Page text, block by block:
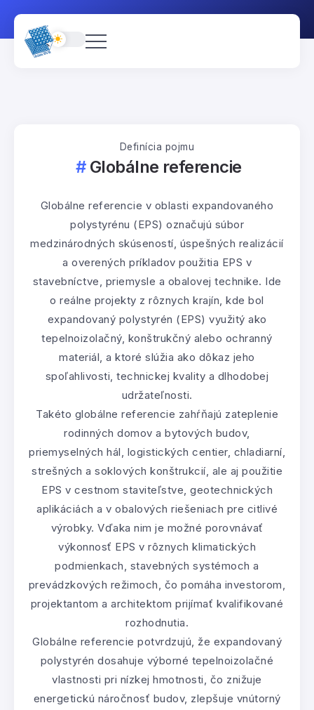
Definícia pojmu
Globálne referencie
Globálne referencie v oblasti expandovaného
polystyrénu (EPS) označujú súbor
medzinárodných skúseností, úspešných realizácií
a overených príkladov použitia EPS v
stavebníctve, priemysle a obalovej technike. Ide
o reálne projekty z rôznych krajín, kde bol
expandovaný polystyrén (EPS) využitý ako
tepelnoizolačný, konštrukčný alebo ochranný
materiál, a ktoré slúžia ako dôkaz jeho
spoľahlivosti, technickej kvality a dlhodobej
udržateľnosti.
Takéto globálne referencie zahŕňajú zateplenie
rodinných domov a bytových budov,
priemyselných hál, logistických centier, chladiarní,
strešných a soklových konštrukcií, ale aj použitie
EPS v cestnom staviteľstve, geotechnických
aplikáciách a v obalových riešeniach pre citlivé
výrobky. Vďaka nim je možné porovnávať
výkonnosť EPS v rôznych klimatických
podmienkach, stavebných systémoch a
prevádzkových režimoch, čo pomáha investorom,
projektantom a architektom prijímať kvalifikované
rozhodnutia.
Globálne referencie potvrdzujú, že expandovaný
polystyrén dosahuje výborné tepelnoizolačné
vlastnosti pri nízkej hmotnosti, čo znižuje
energetickú náročnosť budov, zlepšuje vnútorný